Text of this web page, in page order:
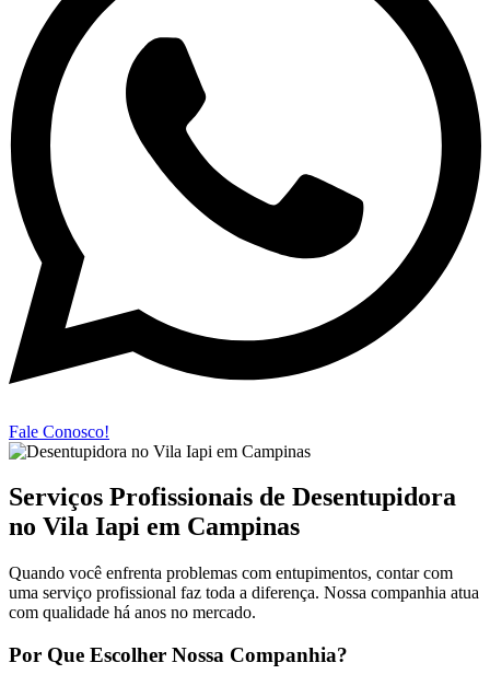
Fale Conosco!
Serviços Profissionais de Desentupidora
no Vila Iapi em Campinas
Quando você enfrenta problemas com entupimentos, contar com
uma serviço profissional faz toda a diferença. Nossa companhia atua
com qualidade há anos no mercado.
Por Que Escolher Nossa Companhia?